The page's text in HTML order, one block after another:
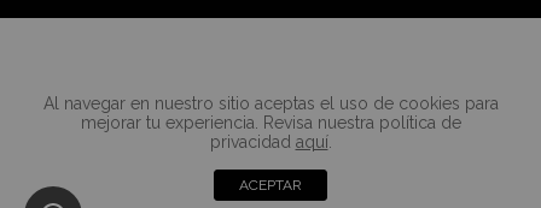
Al navegar en nuestro sitio aceptas el uso de cookies para
mejorar tu experiencia. Revisa nuestra política de
privacidad aquí.
ACEPTAR
Todos los derechos reservados Casa
Cuesta ©2024